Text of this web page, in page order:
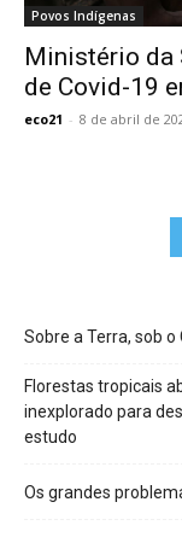
Povos Indígenas
Ministério da
de Covid-19
eco21 - 8 de abril de
Sobre a Terra, sob
Florestas tropicais
inexplorado para
estudo
Os grandes